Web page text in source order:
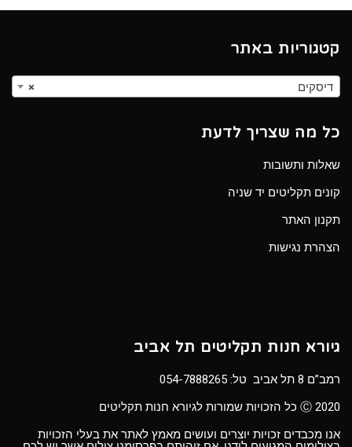
קטגוריות באתר
× דיסקים
כל מה שצריך לדעת
שאלות ותשובות
קונים תקליטים יד שניה
תקנון האתר
הצהרת נגישות
גיורא חנות תקליטים תל אביב
רמב”ם 8 תל אביב טל:
054-7888265
Ⓒ 2020 כל הזכויות שמורות לגיורא חנות תקליטים
אנו מכבדים זכויות יוצרים ועושים מאמץ לאתר את בעלי הזכויות